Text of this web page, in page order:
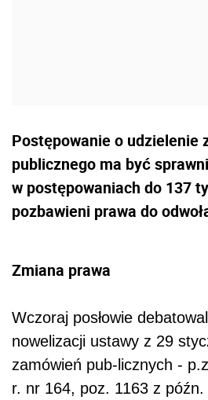
Postępowanie o udzielenie
publicznego ma być
w postępowaniach do 137
pozbawieni prawa do
Zmiana prawa
Wczoraj posłowie
nowelizacji ustawy z 29
zamówień pub-licznych -
r. nr 164, poz. 1163 z